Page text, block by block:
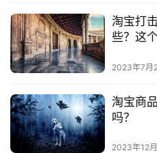
视
频
号
宝
分
享
也算不上非常高。专业版30
版120元/月这些。当然不仅淘
示了模版，这一你能自身斟酌
证金金额需要缴纳五万，但是
还的，只要大家在开店期间没
都不会扣保证金哦。
淘宝打
些？这
2023年7月
淘宝商
吗？
2023年12